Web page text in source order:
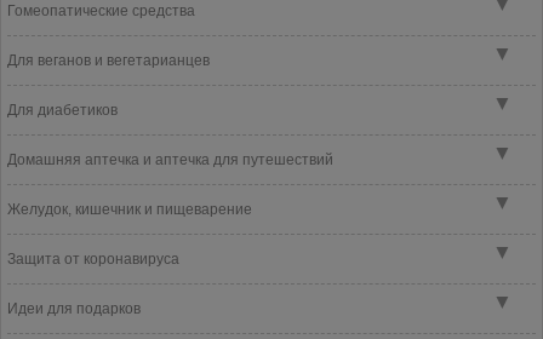
Гомеопатические средства
▼
Для веганов и вегетарианцев
▼
Для диабетиков
▼
Домашняя аптечка и аптечка для путешествий
▼
Желудок, кишечник и пищеварение
▼
Защита от коронавируса
▼
Идеи для подарков